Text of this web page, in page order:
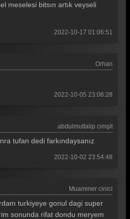
meselesi bitsın artık veyseli
2022-10-17 01:06:51
Orhan
2022-10-05 23:06:28
abdulmuttalip cimşit
tufan dedi farkındaysanız
2022-10-02 23:54:48
Muammer cinici
turkiyeye gonul dagi super
sonunda rifat dondu meryem